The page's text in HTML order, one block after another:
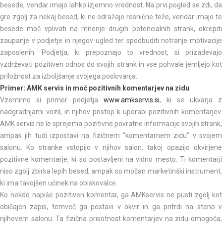
besede, vendar imajo lahko izjemno vrednost. Na prvi pogled se zdi, da
gre zgolj za nekaj besed, ki ne odražajo resnične teže, vendar imajo te
besede moč vplivati na mnenje drugih potencialnih strank, okrepiti
zaupanje v podjetje in njegov ugled ter spodbuditi notranje motivacije
zaposlenih. Podjetja, ki prepoznajo to vrednost, si prizadevajo
vzdrževati pozitiven odnos do svojih strank in vse pohvale jemljejo kot
priložnost za izboljšanje svojega poslovanja.
Primer: AMK servis in moč pozitivnih komentarjev na zidu
Vzemimo si primer podjetja www.amkservis.si, ki se ukvarja z
nadgradnjami vozil, in njihov pristop k uporabi pozitivnih komentarjev.
AMK servis ne le sprejema pozitivne povratne informacije svojih strank,
ampak jih tudi izpostavi na fizičnem "komentarnem zidu" v svojem
salonu. Ko stranke vstopijo v njihov salon, takoj opazijo okvirjene
pozitivne komentarje, ki so postavljeni na vidno mesto. Ti komentarji
niso zgolj zbirka lepih besed, ampak so močan marketinški instrument,
ki ima takojšen učinek na obiskovalce.
Ko nekdo napiše pozitiven komentar, ga AMKservis ne pusti zgolj kot
običajen zapis, temveč ga postavi v okvir in ga pritrdi na steno v
njihovem salonu. Ta fizična prisotnost komentarjev na zidu omogoča,